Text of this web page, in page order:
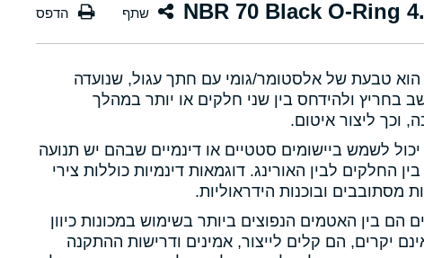
הוא טבעת של אלסטומר/גומי עם חתך עגול, שנועדה
בחריץ ולהידחס בין שני חלקים או יותר במהלך
וכך ליצור איטום.
יכול לשמש ביישומים סטטיים או דינמיים שבהם יש תנועה
החלקים לבין האורינג. דוגמאות דינמיות כוללות צירי
מסתובבים ובוכנות הידראוליות.
הם בין האטמים הנפוצים ביותר בשימוש במכונות כיוון
יקרים, הם קלים לייצור, אמינים ודרישות ההתקנה